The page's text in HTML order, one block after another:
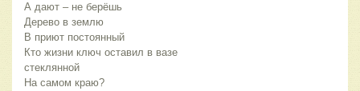
А дают – не берёшь
Дерево в землю
В приют постоянный
Кто жизни ключ оставил в вазе
стеклянной
На самом краю?